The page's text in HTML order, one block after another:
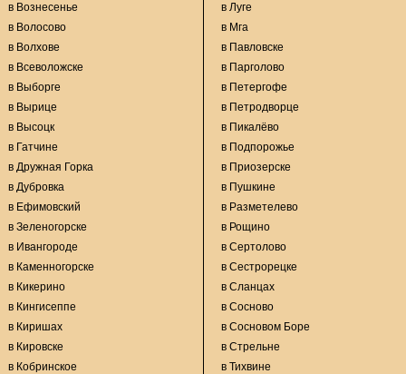
в Вознесенье
в Волосово
в Волхове
в Всеволожске
в Выборге
в Вырице
в Высоцк
в Гатчине
в Дружная Горка
в Дубровка
в Ефимовский
в Зеленогорске
в Ивангороде
в Каменногорске
в Кикерино
в Кингисеппе
в Киришах
в Кировске
в Кобринское
в Луге
в Мга
в Павловске
в Парголово
в Петергофе
в Петродворце
в Пикалёво
в Подпорожье
в Приозерске
в Пушкине
в Разметелево
в Рощино
в Сертолово
в Сестрорецке
в Сланцах
в Сосново
в Сосновом Боре
в Стрельне
в Тихвине